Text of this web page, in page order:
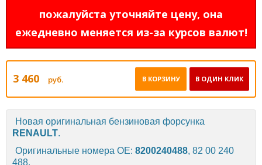
пожалуйста уточняйте цену, она
ежедневно меняется из-за курсов валют!
3 460 руб. В ОДИН КЛИК
В КОРЗИНУ
Новая оригинальная бензиновая форсунка
RENAULT.
Оригинальные номера OE: 8200240488, 82 00 240
488.